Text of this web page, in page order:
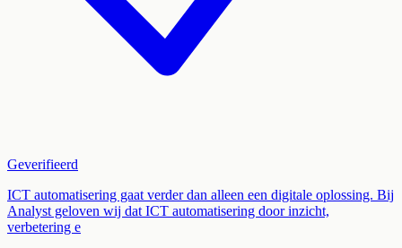
Geverifieerd
ICT automatisering gaat verder dan alleen een digitale oplossing. Bij
Analyst geloven wij dat ICT automatisering door inzicht,
verbetering e